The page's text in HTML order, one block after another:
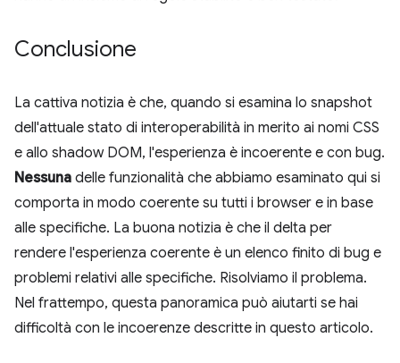
Conclusione
La cattiva notizia è che, quando si esamina lo snapshot
dell'attuale stato di interoperabilità in merito ai nomi CSS
e allo shadow DOM, l'esperienza è incoerente e con bug.
Nessuna delle funzionalità che abbiamo esaminato qui si
comporta in modo coerente su tutti i browser e in base
alle specifiche. La buona notizia è che il delta per
rendere l'esperienza coerente è un elenco finito di bug e
problemi relativi alle specifiche. Risolviamo il problema.
Nel frattempo, questa panoramica può aiutarti se hai
difficoltà con le incoerenze descritte in questo articolo.